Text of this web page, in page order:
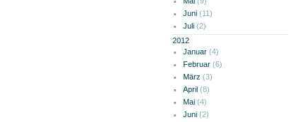
Juni (11)
Juli (2)
2012
Januar (4)
Februar (6)
März (3)
April (8)
Mai (4)
Juni (2)